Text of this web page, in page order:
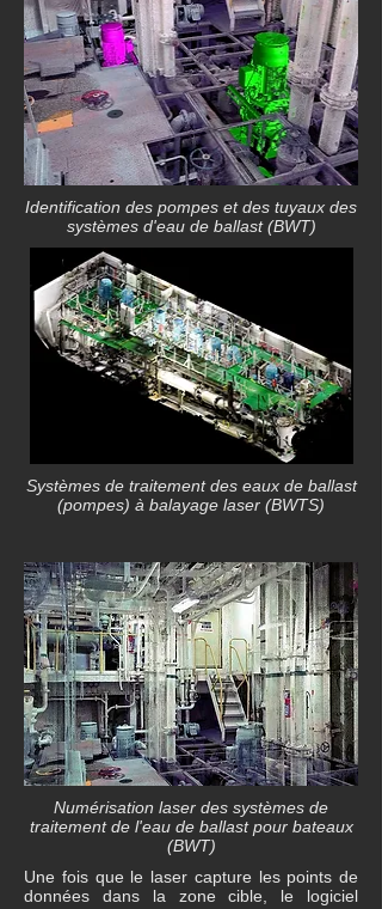
Identification des pompes et des tuyaux des
systèmes d'eau de ballast (BWT)
Systèmes de traitement des eaux de ballast
(pompes) à balayage laser (BWTS)
Numérisation laser des systèmes de
traitement de l'eau de ballast pour bateaux
(BWT)
Une fois que le laser capture les points de
données dans la zone cible, le logiciel